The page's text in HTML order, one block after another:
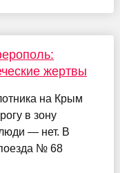
жертвы
на Крым
в зону
— нет. В
№ 68